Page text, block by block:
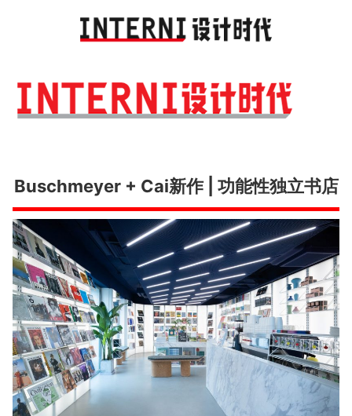
Buschmeyer + Cai新作 | 功能性独立书店